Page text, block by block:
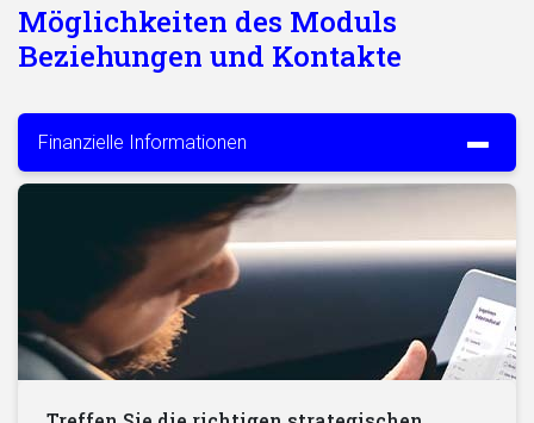
Möglichkeiten des Moduls
Beziehungen und Kontakte
Finanzielle Informationen